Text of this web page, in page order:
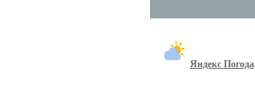
Яндекс Погода